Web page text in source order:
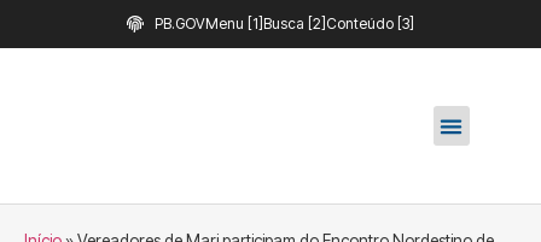
PB.GOVMenu [1] Busca [2] Conteúdo [3]